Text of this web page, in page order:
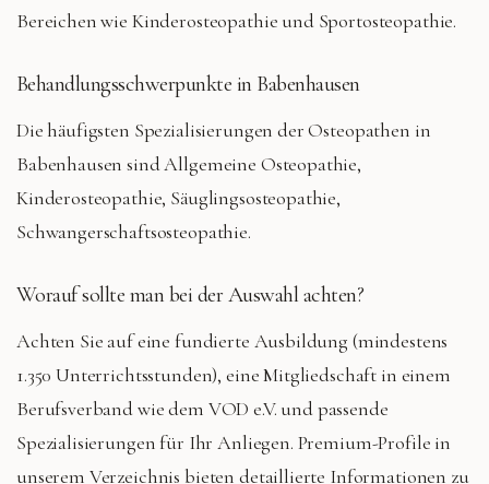
Bereichen wie Kinderosteopathie und Sportosteopathie.
Behandlungsschwerpunkte in Babenhausen
Die häufigsten Spezialisierungen der Osteopathen in
Babenhausen sindAllgemeine Osteopathie,
Kinderosteopathie, Säuglingsosteopathie,
Schwangerschaftsosteopathie.
Worauf sollte man bei der Auswahl achten?
Achten Sie auf eine fundierte Ausbildung (mindestens
1.350 Unterrichtsstunden), eine Mitgliedschaft in einem
Berufsverband wie dem VOD e.V. und passende
Spezialisierungen für Ihr Anliegen. Premium-Profile in
unserem Verzeichnis bieten detaillierte Informationen zu